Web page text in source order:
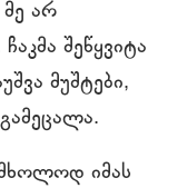
არ
შეწყვიტა
მუშტები,
იმას